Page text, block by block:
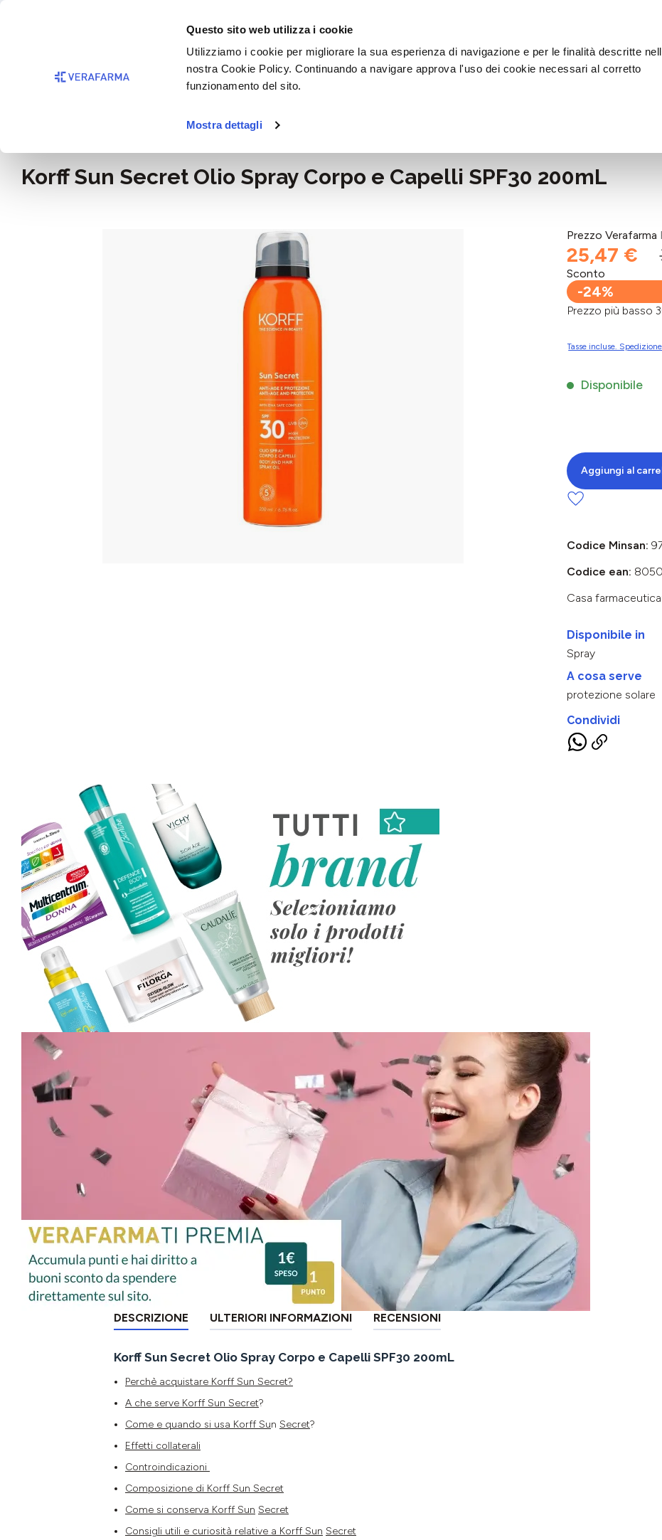
Questo sito web utilizza i cookie
Utilizziamo i cookie per migliorare la sua esperienza di navigazione e per le finalità descritte
nostra Cookie Policy. Continuando a navigare approva l'uso dei cookie necessari al corretto
funzionamento del sito.
Mostra dettagli
Passa alla navigazione principale
Korff Sun Secret Olio Spray Corpo e Capelli SPF30 200mL
Prezzo Verafarma
25,47 €
Sconto
-24%
Prezzo più basso
Tasse incluse.
Disponibile
Aggiungi al
Codice Minsan:
Codice ean:
Casa farmaceutica:
Disponibile in
Spray
A cosa serve
protezione solare
Condividi
DESCRIZIONE ULTERIORI INFORMAZIONI RECENSIONI
Korff Sun Secret Olio Spray Corpo e Capelli SPF30 200mL
Perchè acquistare Korff Sun Secret?
A che serve Korff Sun Secret?
Come e quando si usa Korff Sun Secret?
Effetti collaterali
Controindicazioni
Composizione di Korff Sun Secret
Come si conserva Korff Sun Secret
Consigli utili e curiosità relative a Korff Sun Secret